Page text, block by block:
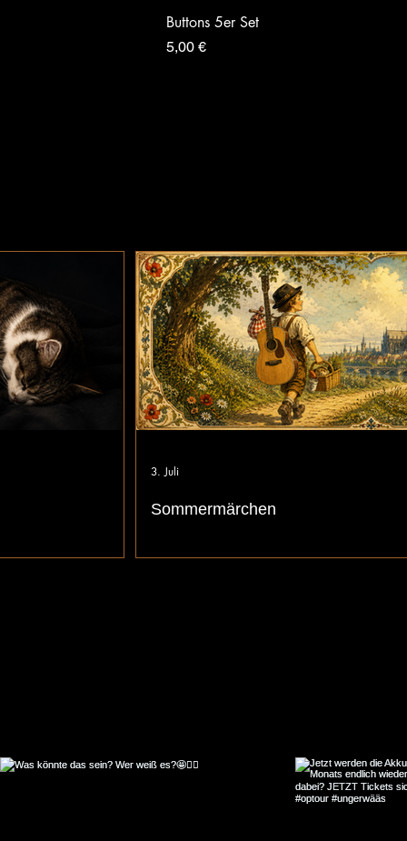
Buttons 5er Set
Preis
5,00 €
Sommermärchen
3. Juli